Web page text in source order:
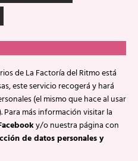
de La Factoría del Ritmo está
este servicio recogerá y hará
(el mismo que hace al usar
Para más información visitar la
y/o nuestra página con
de datos personales y